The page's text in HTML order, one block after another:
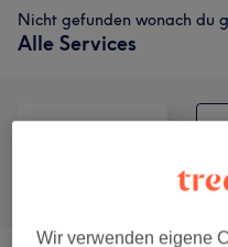
Nicht gefunden wonach du
Alle Services
Wir verwenden eigene